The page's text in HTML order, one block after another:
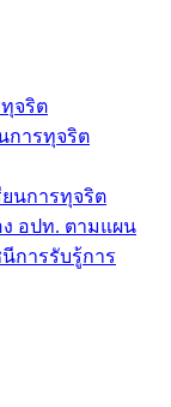
จริต
การทุจริต
ยนการทุจริต
อปท. ตามแผน
การรับรู้การ